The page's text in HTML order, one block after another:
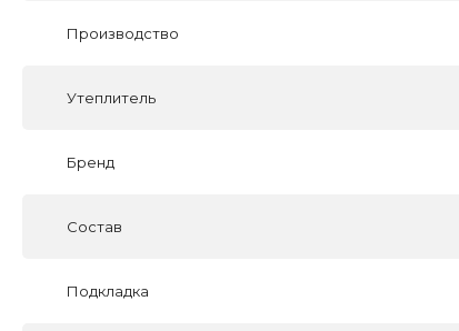
Производство
Утеплитель
Бренд
Состав
Подкладка